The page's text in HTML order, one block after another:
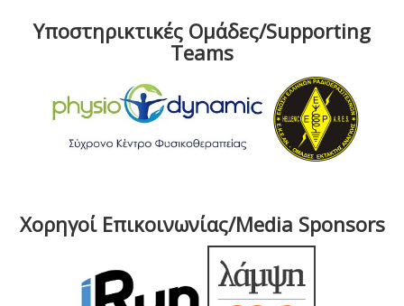
Υποστηρικτικές Ομάδες/Supporting
Teams
Χορηγοί Επικοινωνίας/Media Sponsors